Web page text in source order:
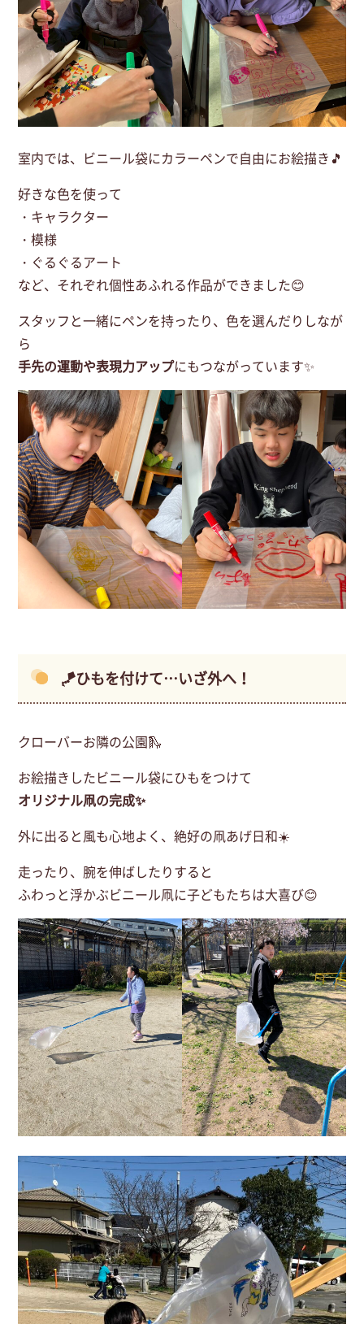
室内では、ビニール袋にカラーペンで自由にお絵描き🎵
好きな色を使って
・キャラクター
・模様
・ぐるぐるアート
など、それぞれ個性あふれる作品ができました😊
スタッフと一緒にペンを持ったり、色を選んだりしなが
ら
手先の運動や表現力アップにもつながっています✨
🪁ひもを付けて…いざ外へ！
クローバーお隣の公園🛝
お絵描きしたビニール袋にひもをつけて
オリジナル凧の完成✨
外に出ると風も心地よく、絶好の凧あげ日和☀️
走ったり、腕を伸ばしたりすると
ふわっと浮かぶビニール凧に子どもたちは大喜び😊